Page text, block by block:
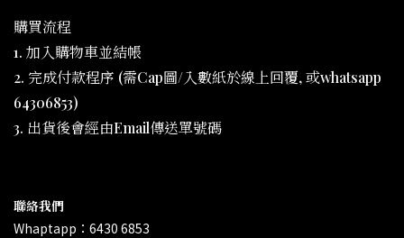
購買流程
1. 加入購物車並結帳
2. 完成付款程序 (需Cap圖/入數紙於線上回覆, 或whatsapp
64306853)
3. 出貨後會經由Email傳送單號碼
聯絡我們
Whaptapp：6430 6853